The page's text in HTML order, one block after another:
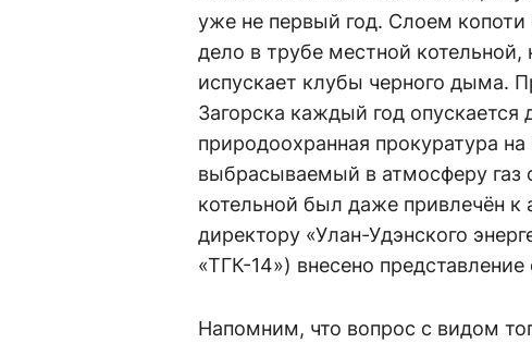
уже не первый год. Слоем копоти
дело в трубе местной
испускает клубы черного дыма.
Загорска каждый год опускается
природоохранная прокуратура
выбрасываемый в атмосферу газ
котельной был даже привлечён к
директору «Улан-Удэнского
«ТГК-14») внесено
Напомним, что вопрос с видом